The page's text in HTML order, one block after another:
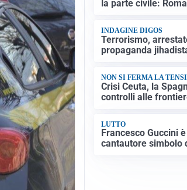
la parte civile:
INDAGINE DIGOS
Terrorismo,
propaganda
NON SI FERMA LA
Crisi Ceuta, la
controlli alle
LUTTO
Francesco Guccini
cantautore simbolo